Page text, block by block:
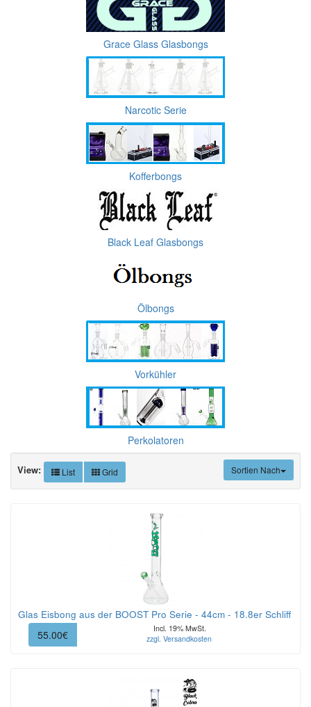
Grace Glass Glasbongs
Narcotic Serie
Kofferbongs
Black Leaf Glasbongs
Ölbongs
Vorkühler
Perkolatoren
Sortien Nach
View: List Grid
Glas Eisbong aus der BOOST Pro Serie - 44cm - 18.8er Schliff
55.00€
Incl. 19% MwSt.
zzgl. Versandkosten